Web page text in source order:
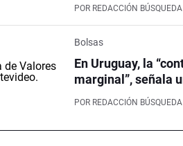
POR REDACCIÓN BÚSQUEDA
Bolsas
En Uruguay, la
marginal”, señala
POR REDACCIÓN BÚSQUEDA